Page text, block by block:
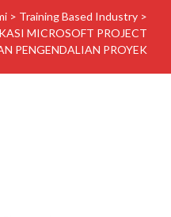
> Training Based Industry >
MICROSOFT PROJECT
PENGENDALIAN PROYEK